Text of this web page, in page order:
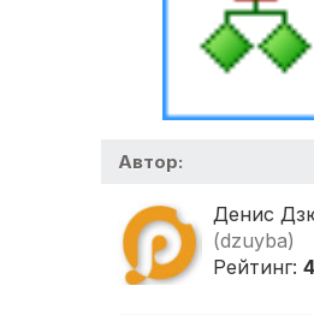
Автор:
Денис
(dzuyba)
Рейтинг: